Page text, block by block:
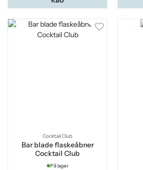
Cocktail Club
Bar blade flaskeåbner
Cocktail Club
På lager